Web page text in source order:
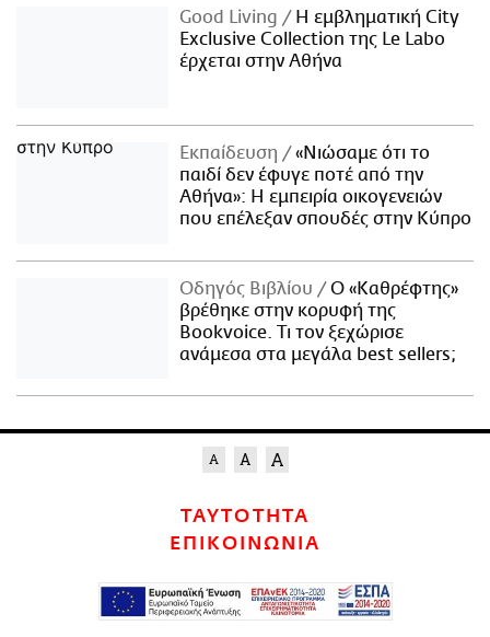
Good Living
Η εμβληματική City
Exclusive Collection της Le Labo
έρχεται στην Αθήνα
Εκπαίδευση
«Νιώσαμε ότι το
παιδί δεν έφυγε ποτέ από την
Αθήνα»: Η εμπειρία οικογενειών
που επέλεξαν σπουδές στην Κύπρο
Οδηγός Βιβλίου
Ο «Καθρέφτης»
βρέθηκε στην κορυφή της
Bookvoice. Τι τον ξεχώρισε
ανάμεσα στα μεγάλα best sellers;
ΤΑΥΤΟΤΗΤΑ
ΕΠΙΚΟΙΝΩΝΙΑ